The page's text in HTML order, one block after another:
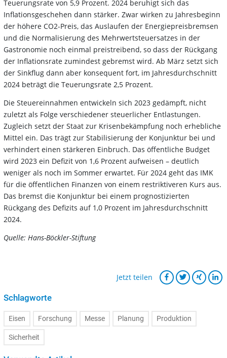
Teuerungsrate von 5,9 Prozent. 2024 beruhigt sich das
Inflationsgeschehen dann stärker. Zwar wirken zu Jahresbeginn
der höhere CO2-Preis, das Auslaufen der Energiepreisbremsen
und die Normalisierung des Mehrwertsteuersatzes in der
Gastronomie noch einmal preistreibend, so dass der Rückgang
der Inflationsrate zumindest gebremst wird. Ab März setzt sich
der Sinkflug dann aber konsequent fort, im Jahresdurchschnitt
2024 beträgt die Teuerungsrate 2,5 Prozent.
Die Steuereinnahmen entwickeln sich 2023 gedämpft, nicht
zuletzt als Folge verschiedener steuerlicher Entlastungen.
Zugleich setzt der Staat zur Krisenbekämpfung noch erhebliche
Mittel ein. Das trägt zur Stabilisierung der Konjunktur bei und
verhindert einen stärkeren Einbruch. Das öffentliche Budget
wird 2023 ein Defizit von 1,6 Prozent aufweisen – deutlich
weniger als noch im Sommer erwartet. Für 2024 geht das IMK
für die öffentlichen Finanzen von einem restriktiveren Kurs aus.
Das bremst die Konjunktur bei einem prognostizierten
Rückgang des Defizits auf 1,0 Prozent im Jahresdurchschnitt
2024.
Quelle: Hans-Böckler-Stiftung
Jetzt teilen
Schlagworte
Eisen Forschung Messe Planung Produktion
Sicherheit